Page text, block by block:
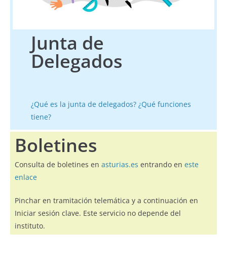
Junta de
Delegados
¿Qué es la junta de delegados? ¿Qué funciones
tiene?
Boletines
Consulta de boletines enasturias.es entrando en este
enlace
Pinchar en tramitación telemática y a continuación en
Iniciar sesión clave. Este servicio no depende del
instituto.